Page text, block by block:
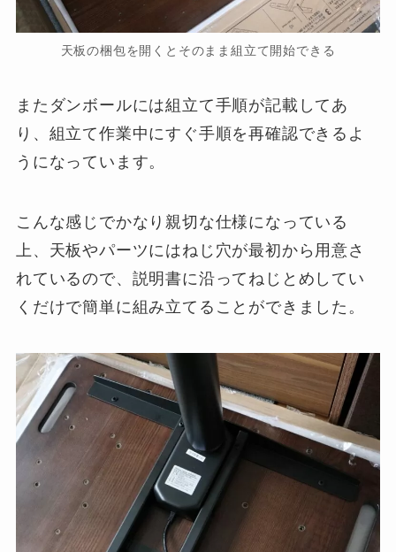
天板の梱包を開くとそのまま組立て開始できる
またダンボールには組立て手順が記載してあ
り、組立て作業中にすぐ手順を再確認できるよ
うになっています。
こんな感じでかなり親切な仕様になっている
上、天板やパーツにはねじ穴が最初から用意さ
れているので、説明書に沿ってねじとめしてい
くだけで簡単に組み立てることができました。